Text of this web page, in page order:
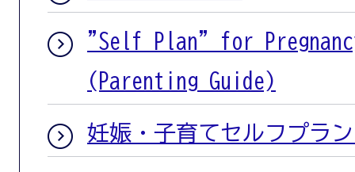
"Self Plan" for
(Parenting Guide)
妊娠・子育てセルフプラ